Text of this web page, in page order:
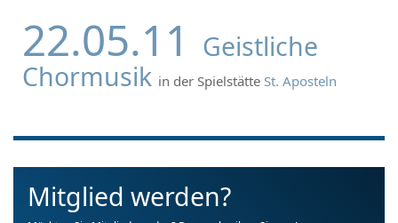
22.05.11
Geistliche
Chormusik in der Spielstätte St. Aposteln
Mitglied werden?